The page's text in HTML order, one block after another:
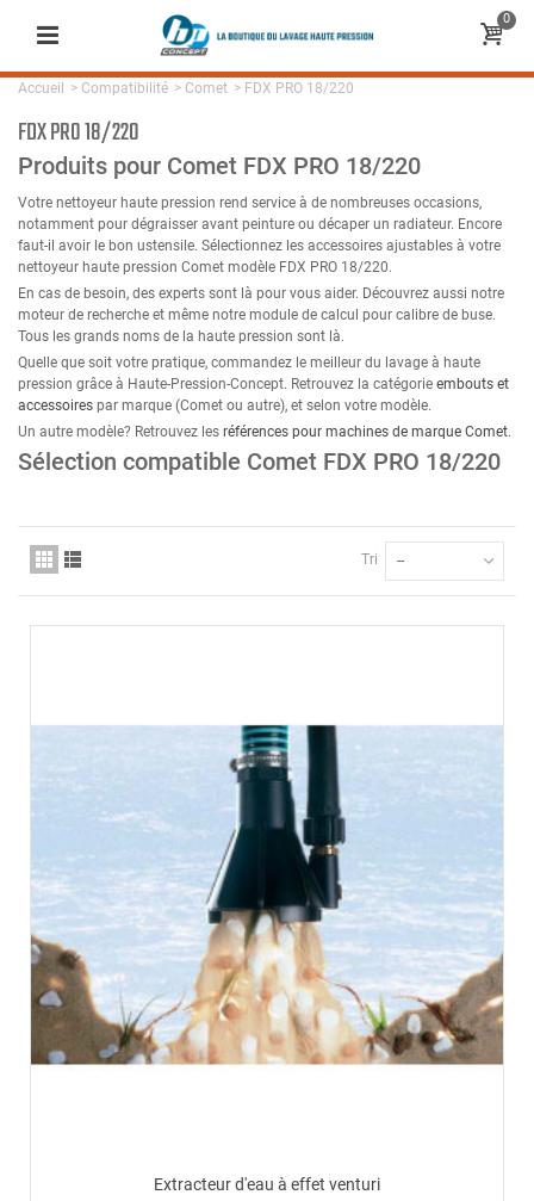
0
Accueil > Compatibilité > Comet > FDX PRO 18/220
FDX PRO 18/220
Produits pour Comet FDX PRO 18/220
Votre nettoyeur haute pression rend service à de nombreuses occasions,
notamment pour dégraisser avant peinture ou décaper un radiateur. Encore
faut-il avoir le bon ustensile. Sélectionnez les accessoires ajustables à votre
nettoyeur haute pression Comet modèle FDX PRO 18/220.
En cas de besoin, des experts sont là pour vous aider. Découvrez aussi notre
moteur de recherche et même notre module de calcul pour calibre de buse.
Tous les grands noms de la haute pression sont là.
Quelle que soit votre pratique, commandez le meilleur du lavage à haute
pression grâce à Haute-Pression-Concept. Retrouvez la catégorie embouts et
accessoires par marque (Comet ou autre), et selon votre modèle.
Un autre modèle? Retrouvez les références pour machines de marque Comet.
Sélection compatible Comet FDX PRO 18/220
Tri --
Extracteur d'eau à effet venturi